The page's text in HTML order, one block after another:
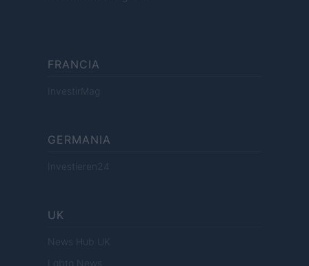
FRANCIA
InvestirMag
GERMANIA
Investieren24
UK
News Hub UK
Lgbtq News